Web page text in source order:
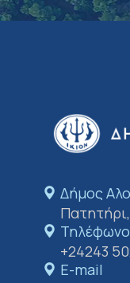
Δήμος
Τηλέφωνο
+24243
E-mail